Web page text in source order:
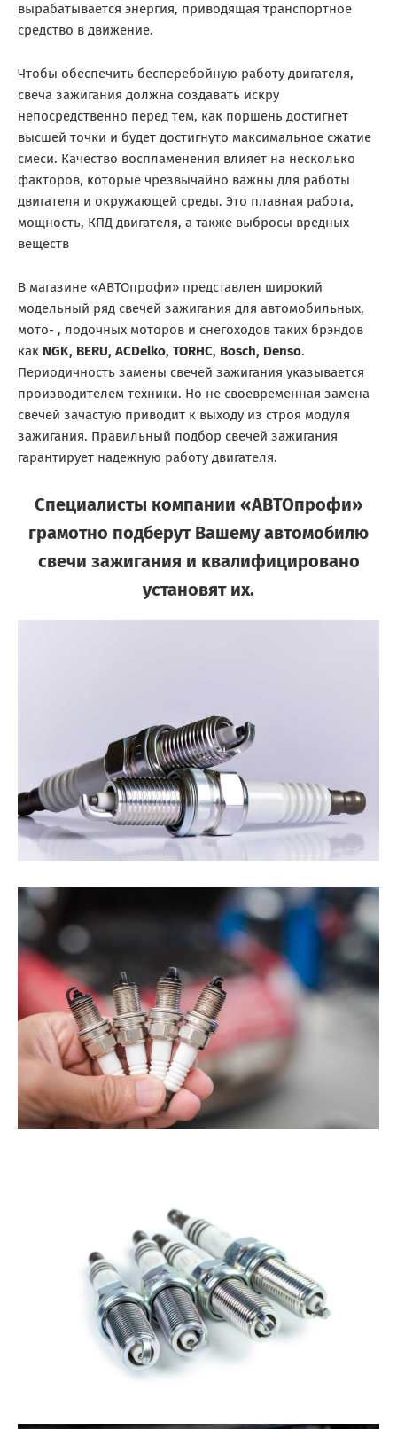
вырабатывается энергия, приводящая транспортное
средство в движение.
Чтобы обеспечить бесперебойную работу двигателя,
свеча зажигания должна создавать искру
непосредственно перед тем, как поршень достигнет
высшей точки и будет достигнуто максимальное сжатие
смеси. Качество воспламенения влияет на несколько
факторов, которые чрезвычайно важны для работы
двигателя и окружающей среды. Это плавная работа,
мощность, КПД двигателя, а также выбросы вредных
веществ
В магазине «АВТОпрофи» представлен широкий
модельный ряд свечей зажигания для автомобильных,
мото- , лодочных моторов и снегоходов таких брэндов
как NGK, BERU, ACDelko, TORHC, Bosch, Denso.
Периодичность замены свечей зажигания указывается
производителем техники. Но не своевременная замена
свечей зачастую приводит к выходу из строя модуля
зажигания. Правильный подбор свечей зажигания
гарантирует надежную работу двигателя.
Специалисты компании «АВТОпрофи»
грамотно подберут Вашему автомобилю
свечи зажигания и квалифицировано
установят их.